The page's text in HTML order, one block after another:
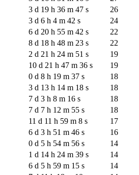
3 d 19 h 36 m 47 s
26
3 d 6 h 4 m 42 s
24
6 d 20 h 55 m 42 s
22
8 d 18 h 48 m 23 s
22
2 d 21 h 24 m 51 s
19
10 d 21 h 47 m 36 s
19
0 d 8 h 19 m 37 s
18
3 d 13 h 14 m 18 s
18
7 d 3 h 8 m 16 s
18
7 d 7 h 12 m 55 s
18
11 d 11 h 59 m 8 s
17
6 d 3 h 51 m 46 s
16
0 d 5 h 54 m 56 s
14
1 d 14 h 24 m 39 s
14
6 d 5 h 59 m 15 s
14